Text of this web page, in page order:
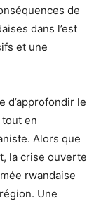
de
dans l’est
et une
d’approfondir le
en
Alors que
la crise ouverte
rwandaise
Une